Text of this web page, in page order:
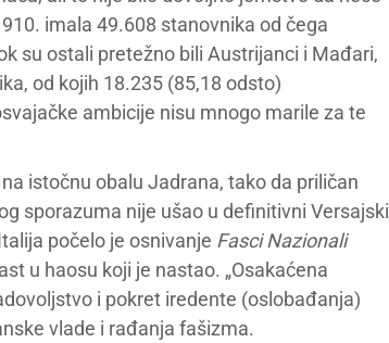
imala 49.608 stanovnika od čega
su ostali pretežno bili Austrijanci i Mađari,
od kojih 18.235 (85,18 odsto)
ambicije nisu mnogo marile za te
istočnu obalu Jadrana, tako da priličan
sporazuma nije ušao u definitivni Versajski
počelo je osnivanje Fasci Nazionali
u haosu koji je nastao. „Osakaćena
i pokret iredente (oslobađanja)
vlade i rađanja fašizma.